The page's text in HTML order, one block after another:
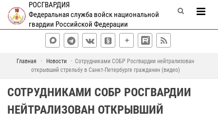
РОСГВАРДИЯ
Федеральная служба войск национальной
гвардии Российской Федерации
Главная Новости
Сотрудниками СОБР Росгвардии нейтрализован
открывший стрельбу в Санкт-Петербурге гражданин (видео)
СОТРУДНИКАМИ СОБР РОСГВАРДИИ
НЕЙТРАЛИЗОВАН ОТКРЫВШИЙ